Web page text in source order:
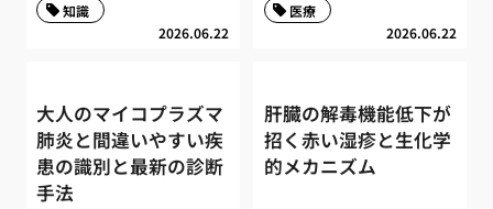
2026.06.22
知識
2026.06.22
医療
大人のマイコプラズマ
肺炎と間違いやすい疾
患の識別と最新の診断
手法
肝臓の解毒機能低下が
招く赤い湿疹と生化学
的メカニズム